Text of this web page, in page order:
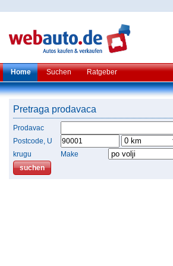
Home Suchen Ratgeber
Pretraga prodavaca
Prodavac
Postcode, U
krugu
Make